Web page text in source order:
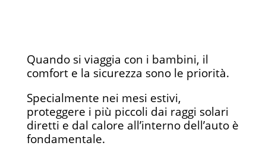
Quando si viaggia con i bambini, il
comfort e la sicurezza sono le priorità.
Specialmente nei mesi estivi,
proteggere i più piccoli dai raggi solari
diretti e dal calore all’interno dell’auto è
fondamentale.